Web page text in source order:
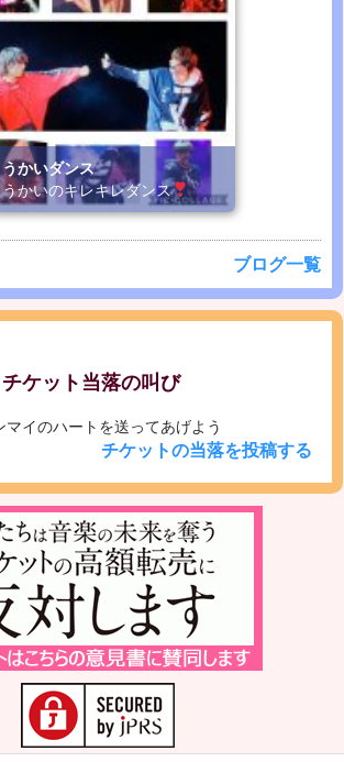
うかいダンス
うかいのキレキレダンス
ブログ一覧
チケット当落の叫び
イのハートを送ってあげよう
チケットの当落を投稿する